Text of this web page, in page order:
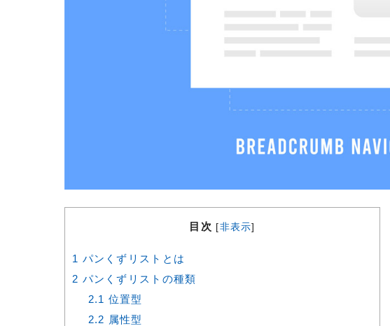
目次 [非表示]
1 パンくずリストとは
2 パンくずリストの種類
2.1 位置型
2.2 属性型